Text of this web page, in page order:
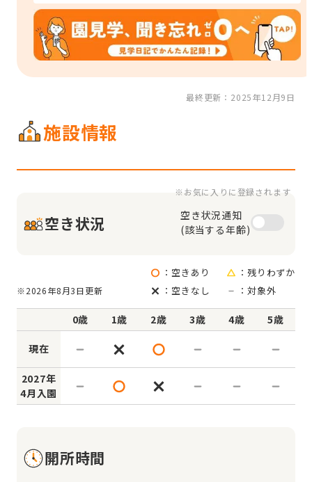
最終更新：2025年12月9日
施設情報
空き状況
※お気に入りに登録されます
空き状況通知
(該当する年齢)
※2026年8月3日更新
：空きあり
：残りわずか
：空きなし
：対象外
0歳 1歳 2歳 3歳 4歳 5歳
現在
2027年
4月入園
開所時間